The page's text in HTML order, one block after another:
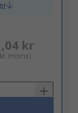
kr
moms)